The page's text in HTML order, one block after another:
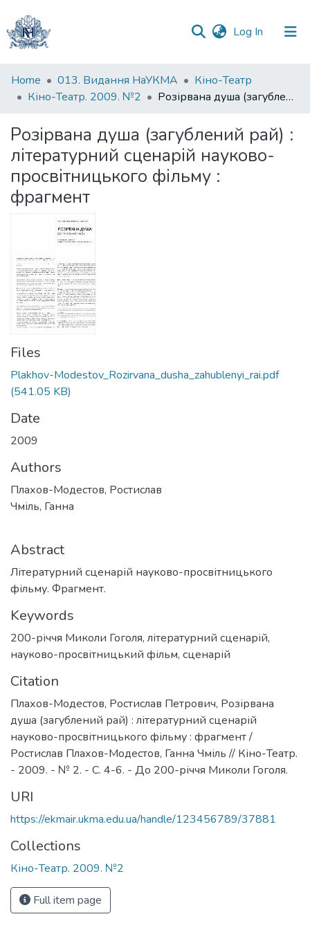
Log In (current)
Communities
&
All of DSpace
Statistics
Home 013. Видання НаУКМА
Кіно-Театр
Кіно-Театр. 2009. №2
Розірвана душа (загублений рай) : літературний сценарій науково-просвітницького фільму : фрагмент
Розірвана душа (загублений рай) :
літературний сценарій науково-
просвітницького фільму :
фрагмент
Files
Plakhov-Modestov_Rozirvana_dusha_zahublenyi_rai.pdf
(541.05 KB)
Date
2009
Authors
Плахов-Модестов, Ростислав
Чміль, Ганна
Abstract
Літературний сценарій науково-просвітницького
фільму. Фрагмент.
Keywords
200-річчя Миколи Гоголя, літературний сценарій,
науково-просвітницький фільм, сценарій
Citation
Плахов-Модестов, Ростислав Петрович, Розірвана
душа (загублений рай) : літературний сценарій
науково-просвітницького фільму : фрагмент /
Ростислав Плахов-Модестов, Ганна Чміль // Кіно-Театр.
- 2009. - № 2. - C. 4-6. - До 200-річчя Миколи Гоголя.
URI
https://ekmair.ukma.edu.ua/handle/123456789/37881
Collections
Кіно-Театр. 2009. №2
Full item page